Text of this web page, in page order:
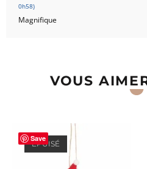
0h58)
Magnifique
VOUS
Save
ÉPUISÉ